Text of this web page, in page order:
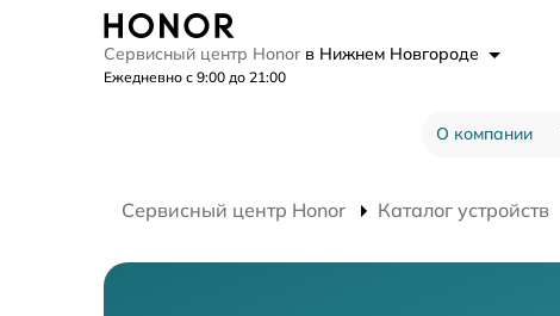
Сервисный центр Honor в Нижнем Новгороде
Ежедневно с 9:00 до 21:00
О компании
Сервисный центр Honor Каталог устройств